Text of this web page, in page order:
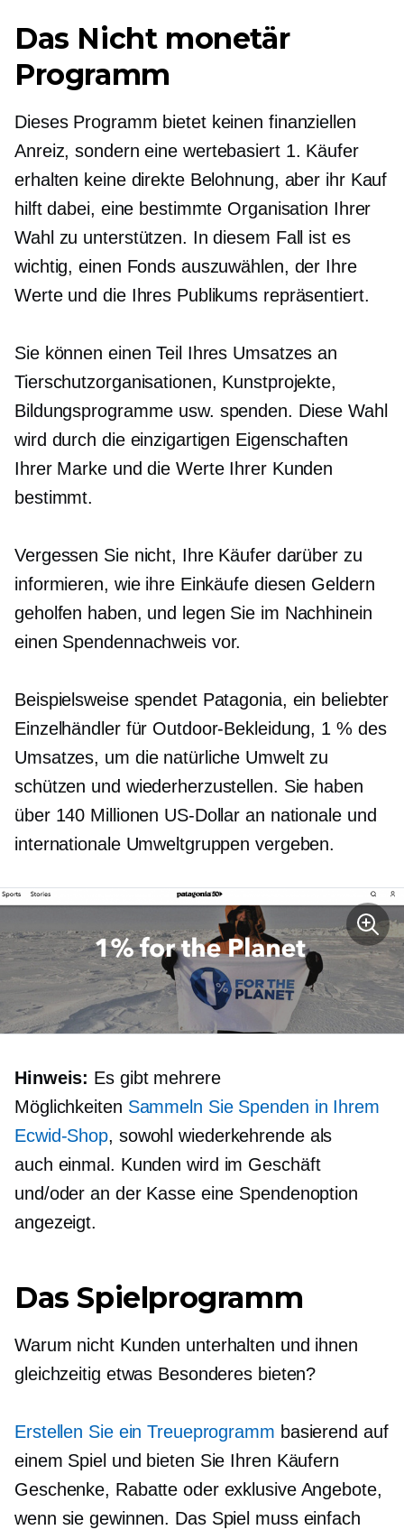
Das Nicht monetär
Programm
Dieses Programm bietet keinen finanziellen
Anreiz, sondern eine wertebasiert1. Käufer
erhalten keine direkte Belohnung, aber ihr Kauf
hilft dabei, eine bestimmte Organisation Ihrer
Wahl zu unterstützen. In diesem Fall ist es
wichtig, einen Fonds auszuwählen, der Ihre
Werte und die Ihres Publikums repräsentiert.
Sie können einen Teil Ihres Umsatzes an
Tierschutzorganisationen, Kunstprojekte,
Bildungsprogramme usw. spenden. Diese Wahl
wird durch die einzigartigen Eigenschaften
Ihrer Marke und die Werte Ihrer Kunden
bestimmt.
Vergessen Sie nicht, Ihre Käufer darüber zu
informieren, wie ihre Einkäufe diesen Geldern
geholfen haben, und legen Sie im Nachhinein
einen Spendennachweis vor.
Beispielsweise spendet Patagonia, ein beliebter
Einzelhändler für Outdoor-Bekleidung, 1 % des
Umsatzes, um die natürliche Umwelt zu
schützen und wiederherzustellen. Sie haben
über 140 Millionen US-Dollar an nationale und
internationale Umweltgruppen vergeben.
Hinweis: Es gibt mehrere
Möglichkeiten Sammeln Sie Spenden in Ihrem
Ecwid-Shop, sowohl wiederkehrende als
auch einmal. Kunden wird im Geschäft
und/oder an der Kasse eine Spendenoption
angezeigt.
Das Spielprogramm
Warum nicht Kunden unterhalten und ihnen
gleichzeitig etwas Besonderes bieten?
Erstellen Sie ein Treueprogramm basierend auf
einem Spiel und bieten Sie Ihren Käufern
Geschenke, Rabatte oder exklusive Angebote,
wenn sie gewinnen. Das Spiel muss einfach